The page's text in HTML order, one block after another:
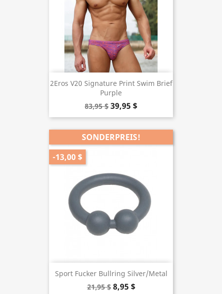
2Eros V20 Signature Print Swim Brief
Purple
83,95 $ 39,95 $
Sport Fucker Bullring Silver/Metal
21,95 $ 8,95 $
SONDERPREIS!
-13,00 $